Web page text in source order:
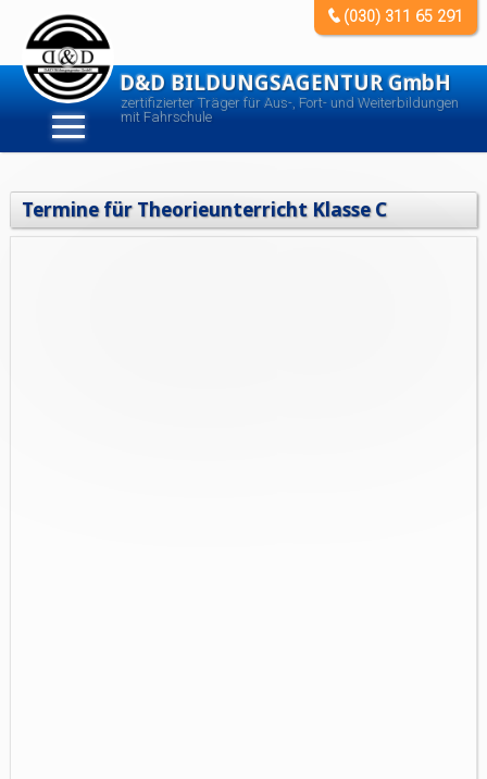
D&D BILDUNGSAGENTUR GmbH
zertifizierter Träger für Aus-, Fort- und Weiterbildungen
mit Fahrschule
(030) 311 65 291
Termine für Theorieunterricht Klasse C